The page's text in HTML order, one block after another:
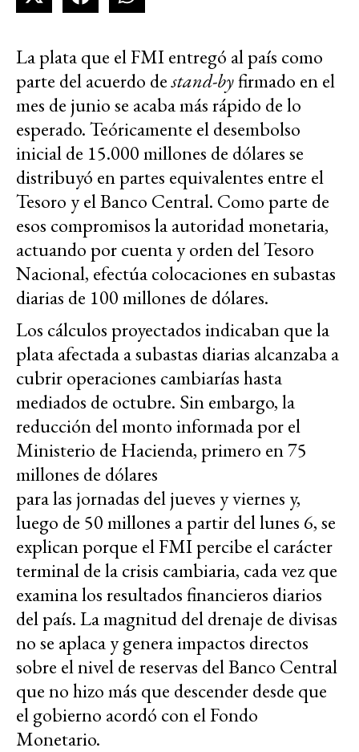
La plata que el FMI entregó al país como
parte del acuerdo destand-byfirmado en el
mes de junio se acaba más rápido de lo
esperado. Teóricamente el desembolso
inicial de 15.000 millones de dólares se
distribuyó en partes equivalentes entre el
Tesoro y el Banco Central. Como parte de
esos compromisos la autoridad monetaria,
actuando por cuenta y orden del Tesoro
Nacional, efectúa colocaciones en subastas
diarias de 100 millones de dólares.
Los cálculos proyectados indicaban que la
plata afectada a subastas diarias alcanzaba a
cubrir operaciones cambiarías hasta
mediados de octubre. Sin embargo, la
reducción del monto informada por el
Ministerio de Hacienda, primero en 75
millones de dólares
para las jornadas del jueves y viernes y,
luego de 50 millones a partir del lunes 6, se
explican porque el FMI percibe el carácter
terminal de la crisis cambiaria, cada vez que
examina los resultados financieros diarios
del país. La magnitud del drenaje de divisas
no se aplaca y genera impactos directos
sobre el nivel de reservas del Banco Central
que no hizo más que descender desde que
el gobierno acordó con el Fondo
Monetario.